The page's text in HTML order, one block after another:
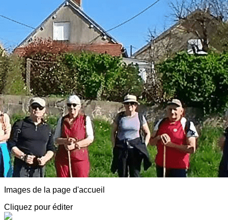
Exporter les lignes sélectionnées
Exporter toutes les colonnes
Exporter uniquement les colonnes affichées
Menu
<
>
AVF Luzy Morvan
Adhésion
Animations
Détentes, Visites et Conférences
Partenaires, Spectacles, Infos diverses
Notre agenda
Adresses sympa
Actualité
?>
Images de la page d'accueil
Cliquez pour éditer